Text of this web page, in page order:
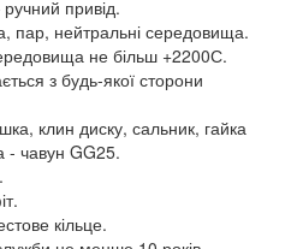
привід.
пар, нейтральні середовища.
не більш +2200С.
з будь-якої сторони
клин диску, сальник, гайка
- чавун GG25.
кільце.